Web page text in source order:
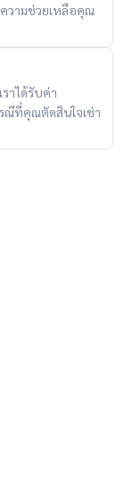
วามช่วยเหลือคุณ
าได้รับค่า
ณีที่คุณตัดสินใจเช่า